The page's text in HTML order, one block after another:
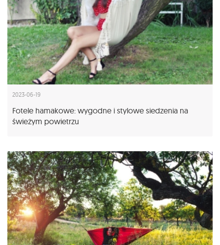
2023-06-19
Fotele hamakowe: wygodne i stylowe siedzenia na
świeżym powietrzu